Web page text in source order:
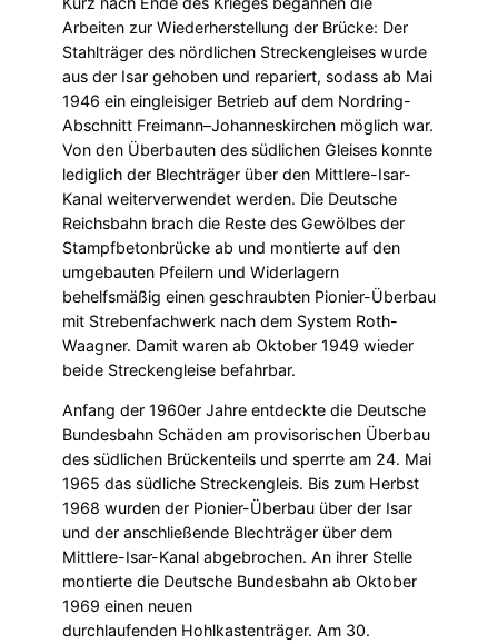
Arbeiten zur Wiederherstellung der Brücke: Der
Stahlträger des nördlichen Streckengleises wurde
aus der Isar gehoben und repariert, sodass ab Mai
1946 ein eingleisiger Betrieb auf dem Nordring-
Abschnitt Freimann–Johanneskirchen möglich war.
Von den Überbauten des südlichen Gleises konnte
lediglich der Blechträger über den Mittlere-Isar-
Kanal weiterverwendet werden. Die Deutsche
Reichsbahn brach die Reste des Gewölbes der
Stampfbetonbrücke ab und montierte auf den
umgebauten Pfeilern und Widerlagern
behelfsmäßig einen geschraubten Pionier-Überbau
mit Strebenfachwerk nach dem System Roth-
Waagner. Damit waren ab Oktober 1949 wieder
beide Streckengleise befahrbar.
Anfang der 1960er Jahre entdeckte die Deutsche
Bundesbahn Schäden am provisorischen Überbau
des südlichen Brückenteils und sperrte am 24. Mai
1965 das südliche Streckengleis. Bis zum Herbst
1968 wurden der Pionier-Überbau über der Isar
und der anschließende Blechträger über dem
Mittlere-Isar-Kanal abgebrochen. An ihrer Stelle
montierte die Deutsche Bundesbahn ab Oktober
1969 einen neuen
durchlaufenden Hohlkastenträger. Am 30.